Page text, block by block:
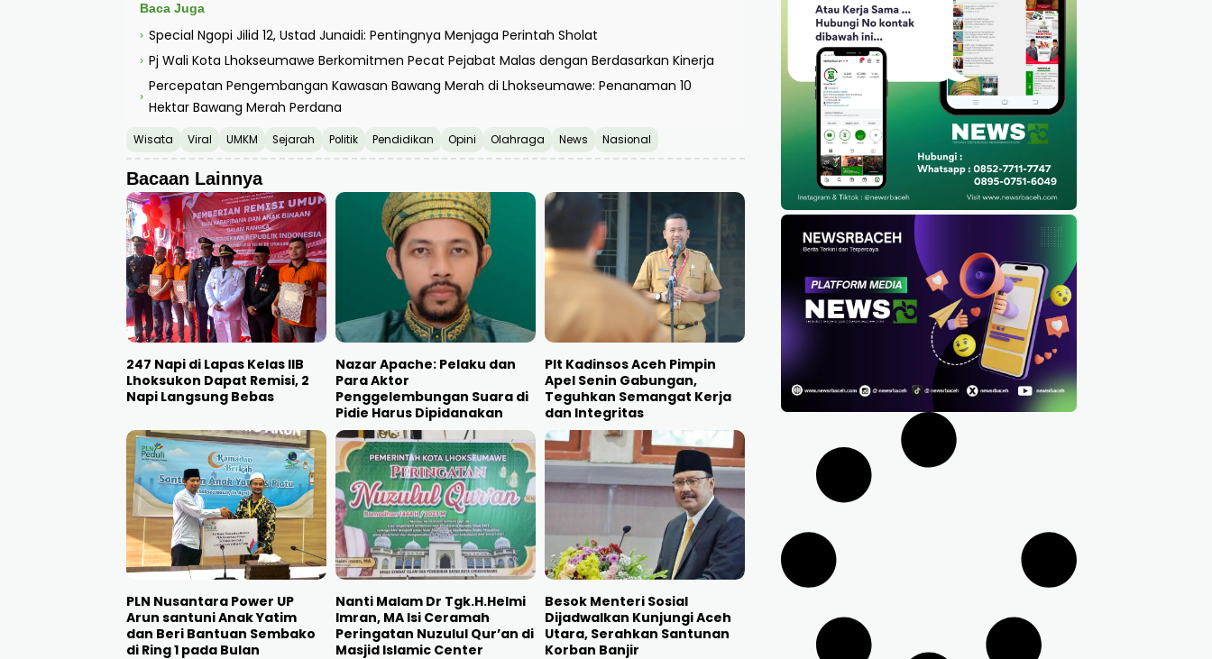
Baca Juga
› Special Ngopi Jilid 12, Ustad Junaidi: Pentingnya Menjaga Perintah Sholat
› Pj Wali Kota Lhokseumawe Berkomitmen Pecat Pejabat Malas dengan Berdasarkan Kinerja
›
Percepatan Pengembangan Kawasan Bawang Merah di Lhokseumawe: Penanaman 10
Hektar Bawang Merah Perdana
Wisata Viral UMKM Sejarah Politik Pendidikan Opini Olahraga News Nasional
Bacaan Lainnya
247 Napi di Lapas Kelas IIB
Lhoksukon Dapat Remisi, 2
Napi Langsung Bebas
Nazar Apache: Pelaku dan
Para Aktor
Penggelembungan Suara di
Pidie Harus Dipidanakan
Plt Kadinsos Aceh Pimpin
Apel Senin Gabungan,
Teguhkan Semangat Kerja
dan Integritas
PLN Nusantara Power UP
Arun santuni Anak Yatim
dan Beri Bantuan Sembako
di Ring 1 pada Bulan
Nanti Malam Dr Tgk.H.Helmi
Imran, MA Isi Ceramah
Peringatan Nuzulul Qur’an di
Masjid Islamic Center
Besok Menteri Sosial
Dijadwalkan Kunjungi Aceh
Utara, Serahkan Santunan
Korban Banjir